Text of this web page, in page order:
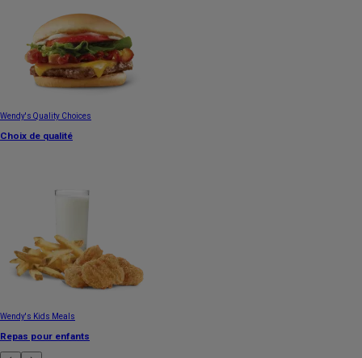
Wendy's Quality Choices
Choix de qualité
Wendy's Kids Meals
Repas pour enfants